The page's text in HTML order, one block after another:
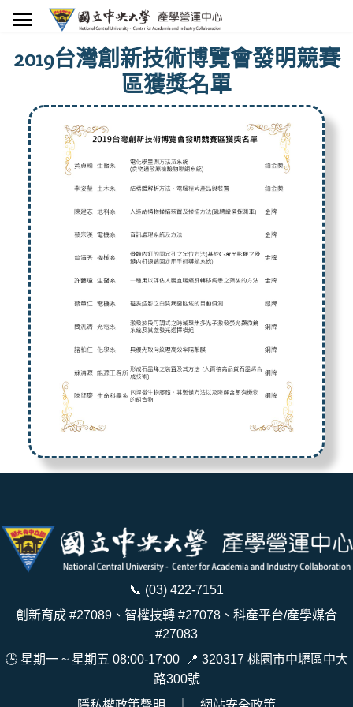
2019台灣創新技術博覽會發明競賽
區獲獎名單
📞 (03) 422-7151
創新育成 #27089、智權技轉 #27078、科產平台/產學媒合
#27083
🕒 星期一 ~ 星期五 08:00-17:00
📍 320317 桃園市中壢區中大
路300號